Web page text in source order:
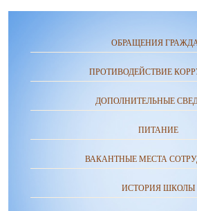
ОБРАЩЕНИЯ
ПРОТИВОДЕЙСТВИЕ
ДОПОЛНИТЕЛЬНЫЕ
ПИТАНИЕ
ВАКАНТНЫЕ МЕСТА
ИСТОРИЯ ШКОЛЫ